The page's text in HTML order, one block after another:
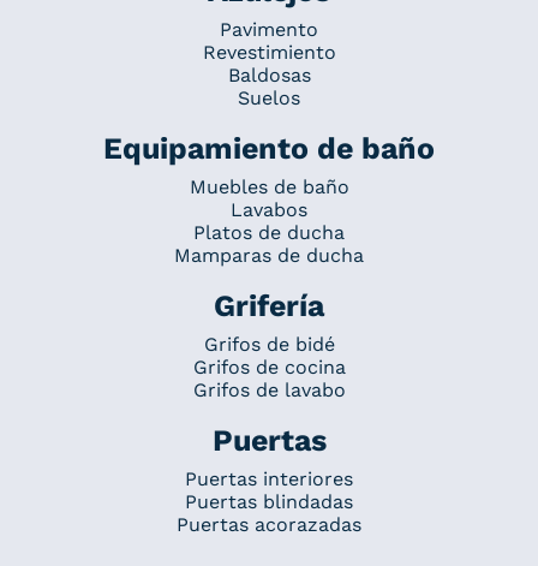
Pavimento
Revestimiento
Baldosas
Suelos
Equipamiento de baño
Muebles de baño
Lavabos
Platos de ducha
Mamparas de ducha
Grifería
Grifos de bidé
Grifos de cocina
Grifos de lavabo
Puertas
Puertas interiores
Puertas blindadas
Puertas acorazadas